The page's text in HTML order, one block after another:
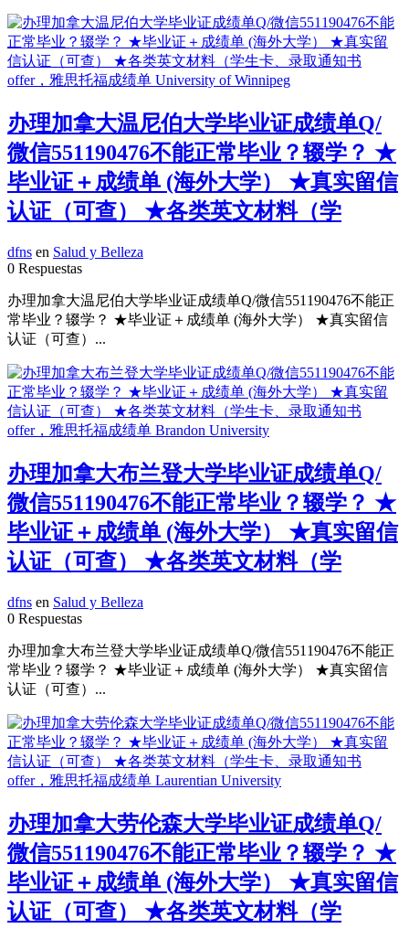
办理加拿大温尼伯大学毕业证成绩单Q/
微信551190476不能正常毕业？辍学？ ★
毕业证＋成绩单 (海外大学） ★真实留信
认证（可查） ★各类英文材料（学
dfns en Salud y Belleza
0 Respuestas
办理加拿大温尼伯大学毕业证成绩单Q/微信551190476不能正
常毕业？辍学？ ★毕业证＋成绩单 (海外大学） ★真实留信
认证（可查）...
办理加拿大布兰登大学毕业证成绩单Q/
微信551190476不能正常毕业？辍学？ ★
毕业证＋成绩单 (海外大学） ★真实留信
认证（可查） ★各类英文材料（学
dfns en Salud y Belleza
0 Respuestas
办理加拿大布兰登大学毕业证成绩单Q/微信551190476不能正
常毕业？辍学？ ★毕业证＋成绩单 (海外大学） ★真实留信
认证（可查）...
办理加拿大劳伦森大学毕业证成绩单Q/
微信551190476不能正常毕业？辍学？ ★
毕业证＋成绩单 (海外大学） ★真实留信
认证（可查） ★各类英文材料（学